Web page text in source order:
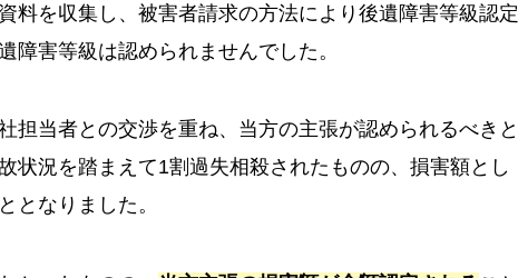
料を収集し、被害者請求の方法により後遺障害等級認定
障害等級は認められませんでした。
担当者との交渉を重ね、当方の主張が認められるべきと
状況を踏まえて1割過失相殺されたものの、損害額とし
となりました。